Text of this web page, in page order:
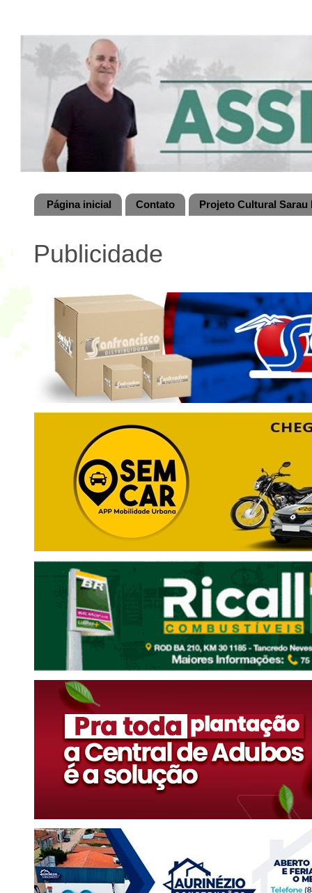
Página inicial Contato Projeto Cultural
Publicidade